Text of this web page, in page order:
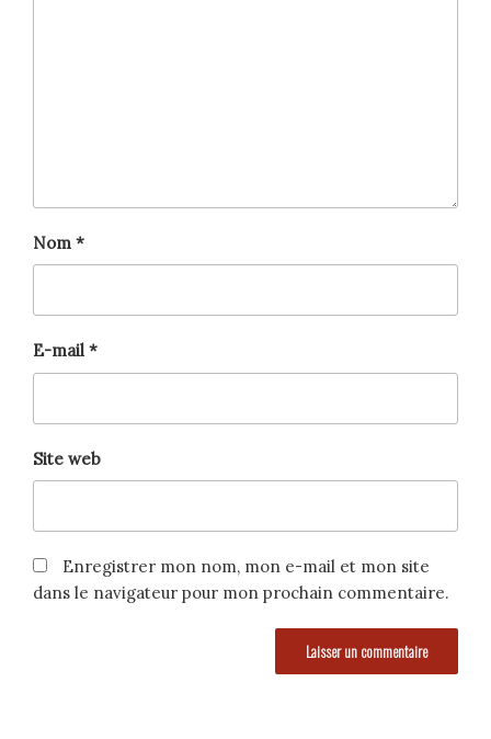
Nom *
E-mail *
Site web
Enregistrer mon nom, mon e-mail et mon site
dans le navigateur pour mon prochain commentaire.